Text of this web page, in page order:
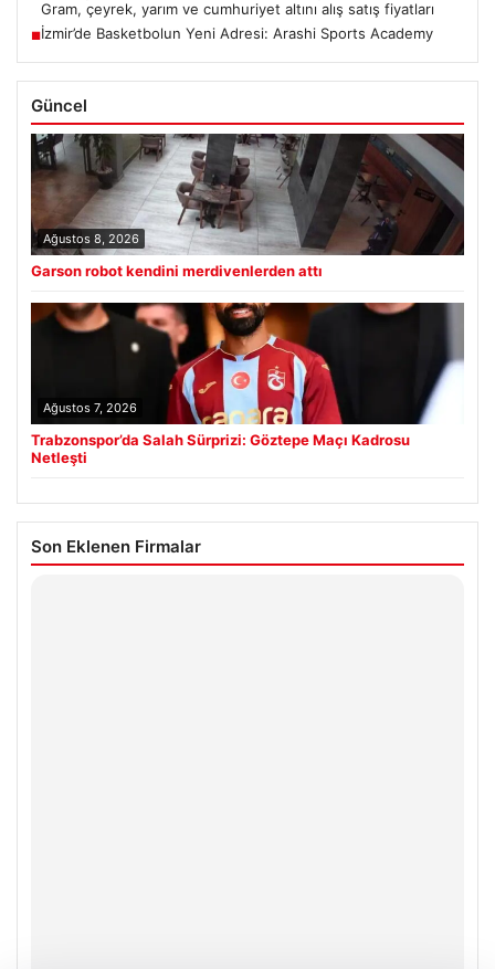
Gram, çeyrek, yarım ve cumhuriyet altını alış satış fiyatları
■İzmir’de Basketbolun Yeni Adresi: Arashi Sports Academy
Güncel
Ağustos 8, 2026
Garson robot kendini merdivenlerden attı
Ağustos 7, 2026
Trabzonspor’da Salah Sürprizi: Göztepe Maçı Kadrosu
Netleşti
Son Eklenen Firmalar